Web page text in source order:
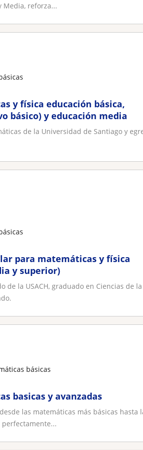
Media, reforza...
y física educación básica,
básico) y educación media
de la Universidad de Santiago y
para matemáticas y física
y superior)
de la USACH, graduado en Ciencias de
básicas
basicas y avanzadas
las matemáticas más básicas hasta